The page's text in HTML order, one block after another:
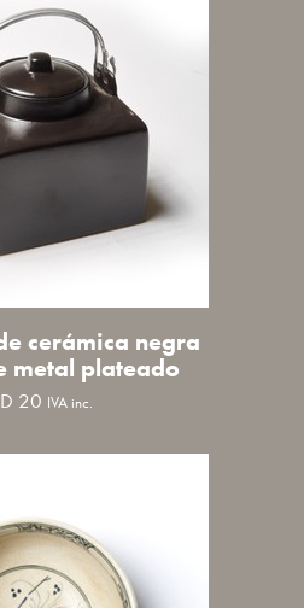
cerámica negra
metal plateado
20 IVA inc.